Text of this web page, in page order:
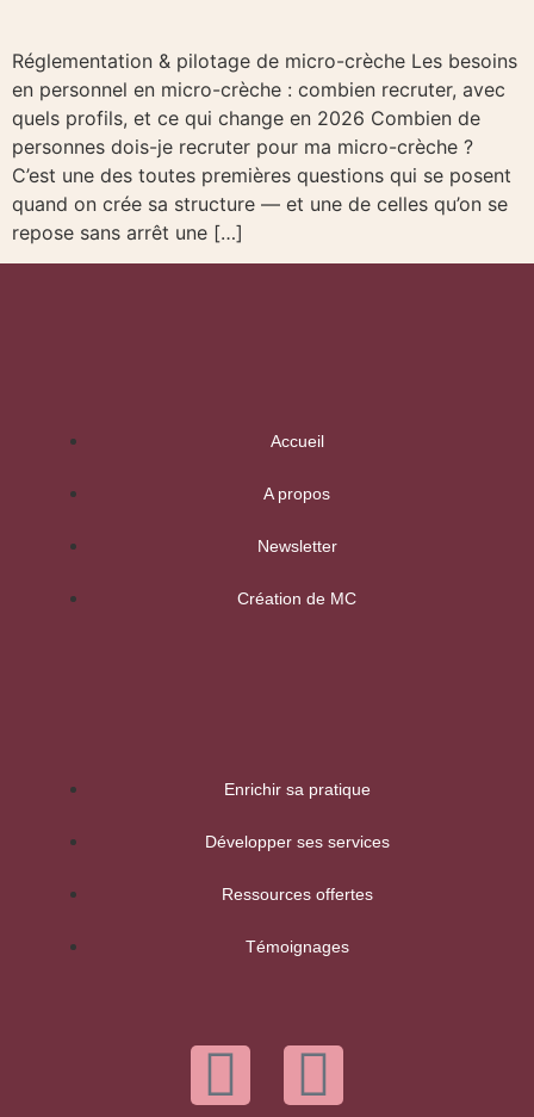
Réglementation & pilotage de micro-crèche Les besoins
en personnel en micro-crèche : combien recruter, avec
quels profils, et ce qui change en 2026 Combien de
personnes dois-je recruter pour ma micro-crèche ?
C’est une des toutes premières questions qui se posent
quand on crée sa structure — et une de celles qu’on se
repose sans arrêt une […]
Accueil
A propos
Newsletter
Création de MC
Enrichir sa pratique
Développer ses services
Ressources offertes
Témoignages